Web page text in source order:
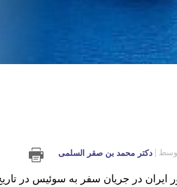
دكتر محمد بن صقر السلمى